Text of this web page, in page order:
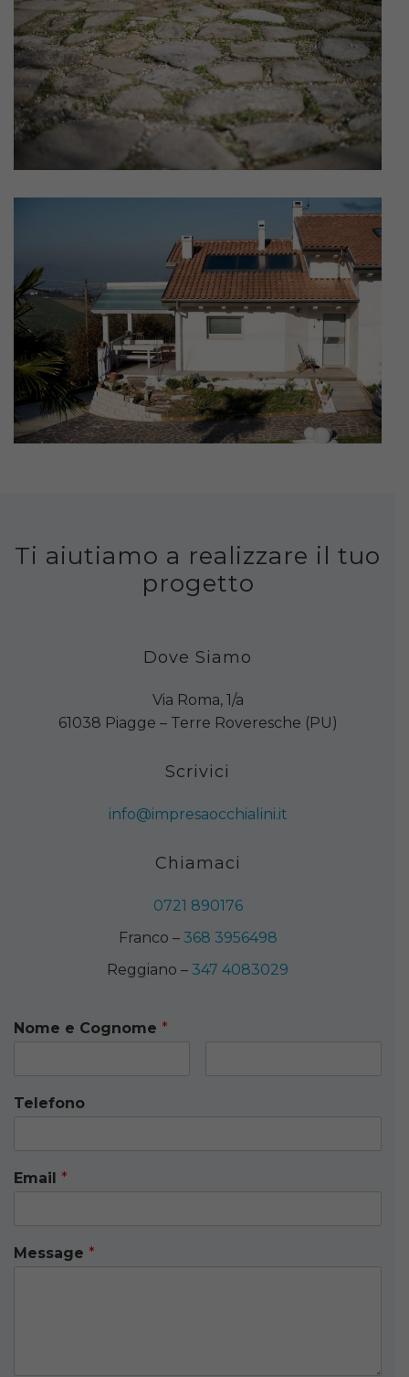
Ti aiutiamo a realizzare il tuo
progetto
Dove Siamo
Via Roma, 1/a
61038 Piagge – Terre Roveresche (PU)
Scrivici
info@impresaocchialini.it
Chiamaci
0721 890176
Franco – 368 3956498
Reggiano – 347 4083029
Nome e Cognome *
Telefono
Email *
Message *